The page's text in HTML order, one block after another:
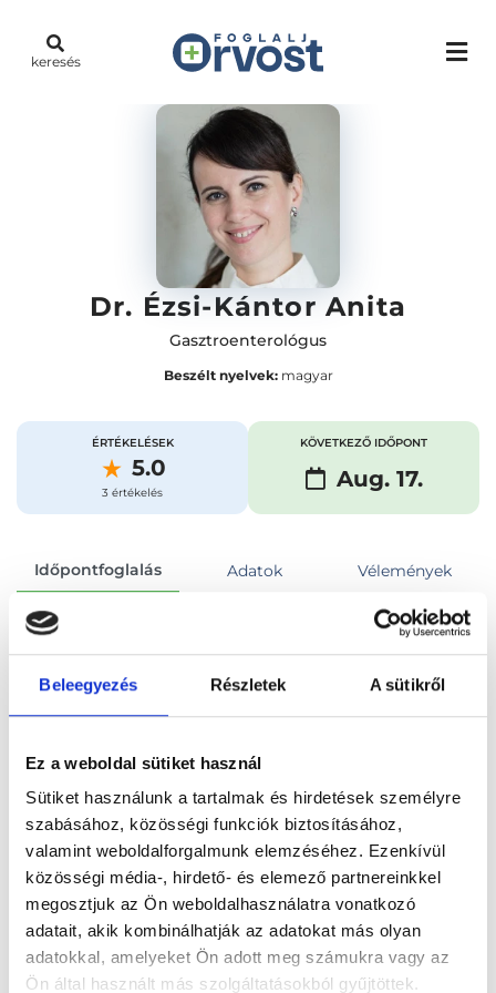
Beleegyezés Részletek A sütikről
Ez a weboldal sütiket használ
Sütiket használunk a tartalmak és hirdetések személyre
szabásához, közösségi funkciók biztosításához,
valamint weboldalforgalmunk elemzéséhez. Ezenkívül
közösségi média-, hirdető- és elemező partnereinkkel
megosztjuk az Ön weboldalhasználatra vonatkozó
adatait, akik kombinálhatják az adatokat más olyan
adatokkal, amelyeket Ön adott meg számukra vagy az
Ön által használt más szolgáltatásokból gyűjtöttek.
keresés
Dr. Ézsi-Kántor Anita
Gasztroenterológus
Beszélt nyelvek:magyar
ÉRTÉKELÉSEK
5.0
3 értékelés
KÖVETKEZŐ IDŐPONT
Aug. 17.
Időpontfoglalás Adatok Vélemények
Foglalj időpontot
Összes szakterület Gasztroenterológiai szakorvosi vizsgálat
Főoldal Orvosok Gasztroenterológus
Gasztroenterológus, Budapest, XIII. kerület
Dr. Ézsi-Kántor Anita